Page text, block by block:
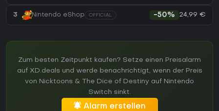
3 Nintendo eShop OFFICIAL -50% 24,99 €
Zum besten Zeitpunkt kaufen? Setze einen Preisalarm
auf XD.deals und werde benachrichtigt, wenn der Preis
von Nicktoons & The Dice of Destiny auf Nintendo
Switch sinkt.
Alarm erstellen